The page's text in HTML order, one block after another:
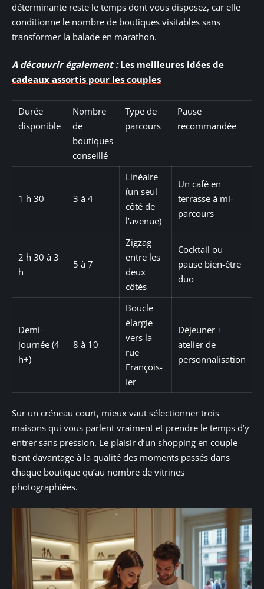
déterminante reste le temps dont vous disposez, car elle
conditionne le nombre de boutiques visitables sans
transformer la balade en marathon.
A découvrir également : Les meilleures idées de
cadeaux assortis pour les couples
Durée
disponible
Nombre
de
boutiques
conseillé
Type de
parcours
Pause
recommandée
1 h 30 3 à 4
Linéaire
(un seul
côté de
l’avenue)
Un café en
terrasse à mi-
parcours
2 h 30 à 3
h
5 à 7
Zigzag
entre les
deux
côtés
Cocktail ou
pause bien-être
duo
Demi-
journée (4
h+)
8 à 10
Boucle
élargie
vers la
rue
François-
Ier
Déjeuner +
atelier de
personnalisation
Sur un créneau court, mieux vaut sélectionner trois
maisons qui vous parlent vraiment et prendre le temps d’y
entrer sans pression. Le plaisir d’un shopping en couple
tient davantage à la qualité des moments passés dans
chaque boutique qu’au nombre de vitrines
photographiées.